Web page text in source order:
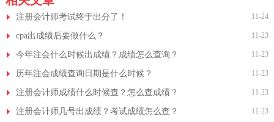
注册会计师考试终于出分了！ 11-24
cpa出成绩后要做什么？ 11-23
今年注会什么时候出成绩？成绩怎么查询？ 11-23
历年注会成绩查询日期是什么时候？ 11-23
注册会计师成绩什么时候查？怎么查成绩？ 11-23
注册会计师几号出成绩？考试成绩怎么查？ 11-23